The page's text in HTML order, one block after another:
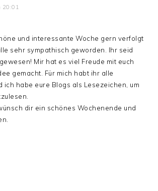
20:01
und interessante Woche gern verfolgt
sehr sympathisch geworden. Ihr seid
Mir hat es viel Freude mit euch
gemacht. Für mich habt ihr alle
ich habe eure Blogs als Lesezeichen, um
dir ein schönes Wochenende und